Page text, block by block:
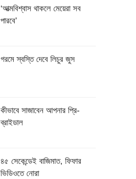
‘আত্মবিশ্বাস থাকলে মেয়েরা সব
পারবে’
গরমে স্বস্তি দেবে লিচুর জুস
কীভাবে সাজাবেন আপনার প্রি-
ব্রাইডাল
৪৫ সেকেন্ডেই বাজিমাত, ফিফার
ভিডিওতে নোরা